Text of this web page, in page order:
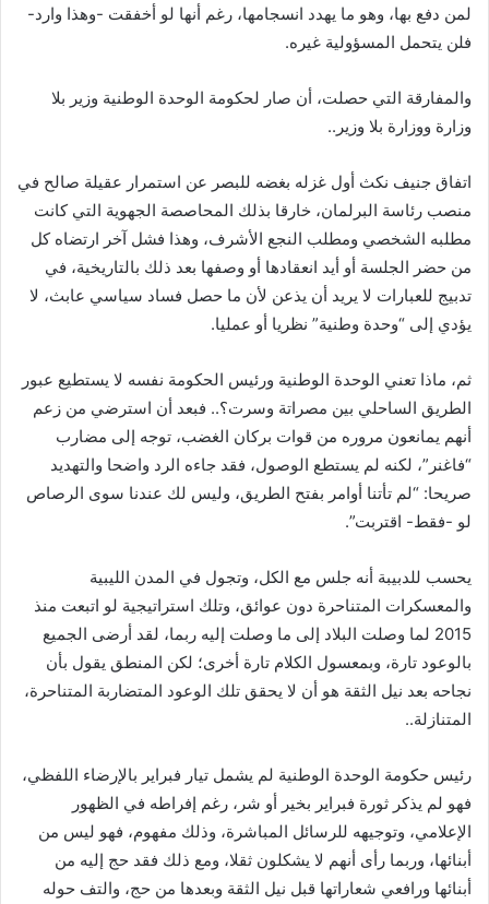
لمن دفع بها، وهو ما يهدد انسجامها، رغم أنها لو أخفقت -وهذا وارد-
فلن يتحمل المسؤولية غيره.
والمفارقة التي حصلت، أن صار لحكومة الوحدة الوطنية وزير بلا
وزارة ووزارة بلا وزير..
اتفاق جنيف نكث أول غزله بغضه للبصر عن استمرار عقيلة صالح في
منصب رئاسة البرلمان، خارقا بذلك المحاصصة الجهوية التي كانت
مطلبه الشخصي ومطلب النجع الأشرف، وهذا فشل آخر ارتضاه كل
من حضر الجلسة أو أيد انعقادها أو وصفها بعد ذلك بالتاريخية، في
تدبيج للعبارات لا يريد أن يذعن لأن ما حصل فساد سياسي عابث، لا
يؤدي إلى “وحدة وطنية” نظريا أو عمليا.
ثم، ماذا تعني الوحدة الوطنية ورئيس الحكومة نفسه لا يستطيع عبور
الطريق الساحلي بين مصراتة وسرت؟.. فبعد أن استرضي من زعم
أنهم يمانعون مروره من قوات بركان الغضب، توجه إلى مضارب
“فاغنر”، لكنه لم يستطع الوصول، فقد جاءه الرد واضحا والتهديد
صريحا: “لم تأتنا أوامر بفتح الطريق، وليس لك عندنا سوى الرصاص
لو -فقط- اقتربت”.
يحسب للدبيبة أنه جلس مع الكل، وتجول في المدن الليبية
والمعسكرات المتناحرة دون عوائق، وتلك استراتيجية لو اتبعت منذ
2015 لما وصلت البلاد إلى ما وصلت إليه ربما، لقد أرضى الجميع
بالوعود تارة، وبمعسول الكلام تارة أخرى؛ لكن المنطق يقول بأن
نجاحه بعد نيل الثقة هو أن لا يحقق تلك الوعود المتضاربة المتناحرة،
المتنازلة..
رئيس حكومة الوحدة الوطنية لم يشمل تيار فبراير بالإرضاء اللفظي،
فهو لم يذكر ثورة فبراير بخير أو شر، رغم إفراطه في الظهور
الإعلامي، وتوجيهه للرسائل المباشرة، وذلك مفهوم، فهو ليس من
أبنائها، وربما رأى أنهم لا يشكلون ثقلا، ومع ذلك فقد حج إليه من
أبنائها ورافعي شعاراتها قبل نيل الثقة وبعدها من حج، والتف حوله